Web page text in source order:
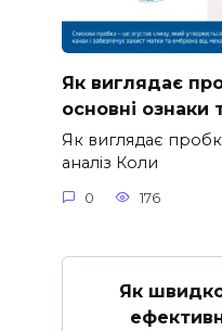
Як виглядає
основні ознаки
Як виглядає
аналіз Коли
0 176
Як